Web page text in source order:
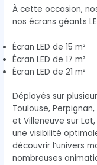
À cette occasion,
nos écrans géants
Écran LED de 15 m²
Écran LED de 17 m²
Écran LED de 21 m²
Déployés sur
Toulouse,
et Villeneuve sur
une visibilité
découvrir l’univers
nombreuses